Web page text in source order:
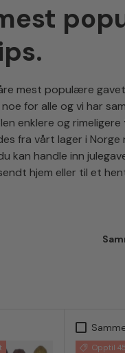
mest populære
noe for alle og vi har
enklere og rimeligere
fra vårt lager i Norge
kan handle inn
hjem eller til et
Opptil